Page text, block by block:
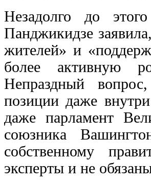
Незадолго до
Панджикидзе
жителей» и
более активную
Непраздный
позиции даже
даже парламент
союзника
собственному
эксперты и не